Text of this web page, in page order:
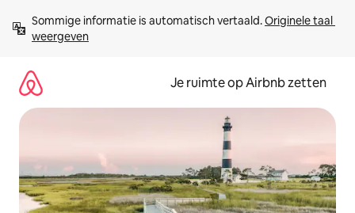
direct
naar
Sommige informatie is automatisch vertaald. Originele taal
weergeven
Je ruimte op Airbnb zetten